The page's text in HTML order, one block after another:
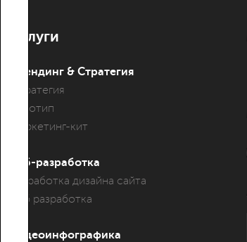
Услуги
Брендинг & Стратегия
Стратегия
Логотип
Маркетинг-кит
Веб-разработка
Разработка дизайна сайта
Веб разработка
Видеоинфографика